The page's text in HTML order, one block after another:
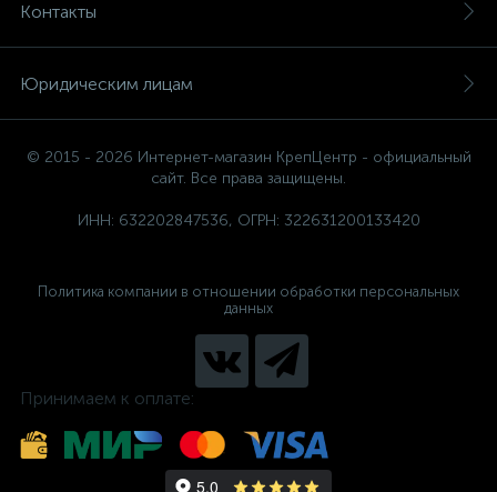
Контакты
Юридическим лицам
© 2015 - 2026 Интернет-магазин КрепЦентр - официальный
сайт. Все права защищены.
ИНН: 632202847536, ОГРН: 322631200133420
Политика компании в отношении обработки персональных
данных
Принимаем к оплате: